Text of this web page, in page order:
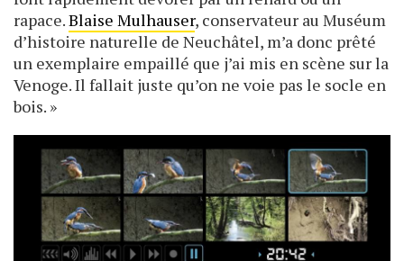
rapace.Blaise Mulhauser, conservateur au Muséum
d’histoire naturelle de Neuchâtel, m’a donc prêté
un exemplaire empaillé que j’ai mis en scène sur la
Venoge. Il fallait juste qu’on ne voie pas le socle en
bois. »